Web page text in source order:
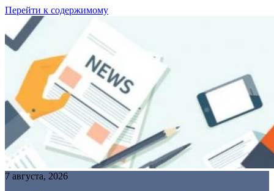
Перейти к содержимому
7 августа, 2026